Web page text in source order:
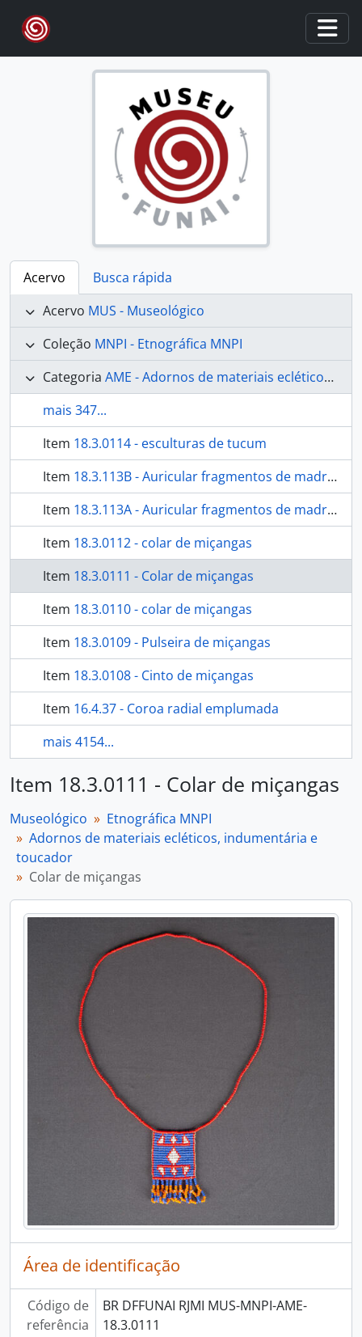
Skip to main content
Acervo
Busca rápida
Acervo MUS - Museológico
Coleção MNPI - Etnográfica MNPI
Categoria AME - Adornos de materiais ecléticos, indumentária e toucador
mais 347...
Item 18.3.0114 - esculturas de tucum
Item 18.3.113B - Auricular fragmentos de madrepérola
Item 18.3.113A - Auricular fragmentos de madrepérola
Item 18.3.0112 - colar de miçangas
Item 18.3.0111 - Colar de miçangas
Item 18.3.0110 - colar de miçangas
Item 18.3.0109 - Pulseira de miçangas
Item 18.3.0108 - Cinto de miçangas
Item 16.4.37 - Coroa radial emplumada
mais 4154...
Item 18.3.0111 - Colar de miçangas
Museológico
Etnográfica MNPI
Adornos de materiais ecléticos, indumentária e
toucador
Colar de miçangas
Área de identificação
Código de
referência
BR DFFUNAI RJMI MUS-MNPI-AME-
18.3.0111